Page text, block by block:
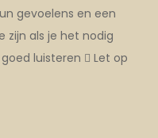
gevoelens en een
zijn als je het nodig
luisteren  Let op